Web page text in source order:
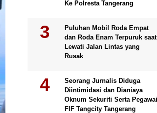
Ke Polresta Tangerang
Puluhan Mobil Roda Empat
dan Roda Enam Terpuruk saat
Lewati Jalan Lintas yang
Rusak
Seorang Jurnalis Diduga
Diintimidasi dan Dianiaya
Oknum Sekuriti Serta Pegawai
FIF Tangcity Tangerang